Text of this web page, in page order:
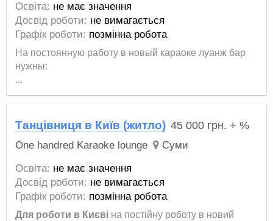
Освіта: не має значення
Досвід роботи: не вимагається
Графік роботи: позмінна робота
На постоянную работу в новый караоке луанж бар
нужны:
...
Танцівниця в Київ (житло) 45 000 грн. + %
One handred Karaoke lounge Суми
Освіта: не має значення
Досвід роботи: не вимагається
Графік роботи: позмінна робота
Для роботи в Києві на постійну роботу в новий